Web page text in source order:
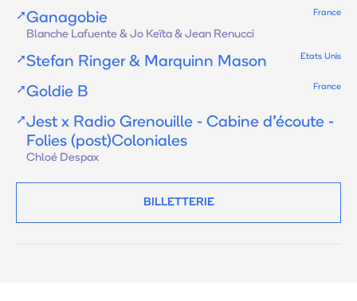
➚Ganagobie
Blanche Lafuente & Jo Keïta & Jean Renucci
France
➚Stefan Ringer & Marquinn Mason Etats Unis
➚Goldie B France
➚Jest x Radio Grenouille - Cabine d'écoute -
Folies (post)Coloniales
Chloé Despax
BILLETTERIE